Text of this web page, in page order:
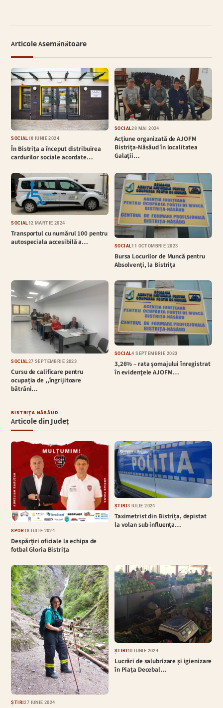
Articole Asemănătoare
SOCIAL 18 IUNIE 2024
În Bistrița a început distribuirea
cardurilor sociale acordate…
SOCIAL28 MAI 2024
Acțiune organizată de AJOFM
Bistriţa-Năsăud în localitatea
Galaţii…
SOCIAL 12 MARTIE 2024
Transportul cu numărul 100 pentru
autospeciala accesibilă a…
SOCIAL11 OCTOMBRIE 2023
Bursa Locurilor de Muncă pentru
Absolvenţi, la Bistrița
SOCIAL 27 SEPTEMBRIE 2023
Cursu de calificare pentru
ocupația de ,,îngrijitoare
bătrâni…
SOCIAL4 SEPTEMBRIE 2023
3,26% – rata şomajului înregistrat
în evidenţele AJOFM…
BISTRIȚA NĂSĂUD
Articole din Județ
SPORT8 IULIE 2024
Despărțiri oficiale la echipa de
fotbal Gloria Bistrița
ȘTIRI3 IULIE 2024
Taximetrist din Bistrița, depistat
la volan sub influența…
ȘTIRI27 IUNIE 2024
ȘTIRI10 IUNIE 2024
Lucrări de salubrizare și igienizare
în Piața Decebal…